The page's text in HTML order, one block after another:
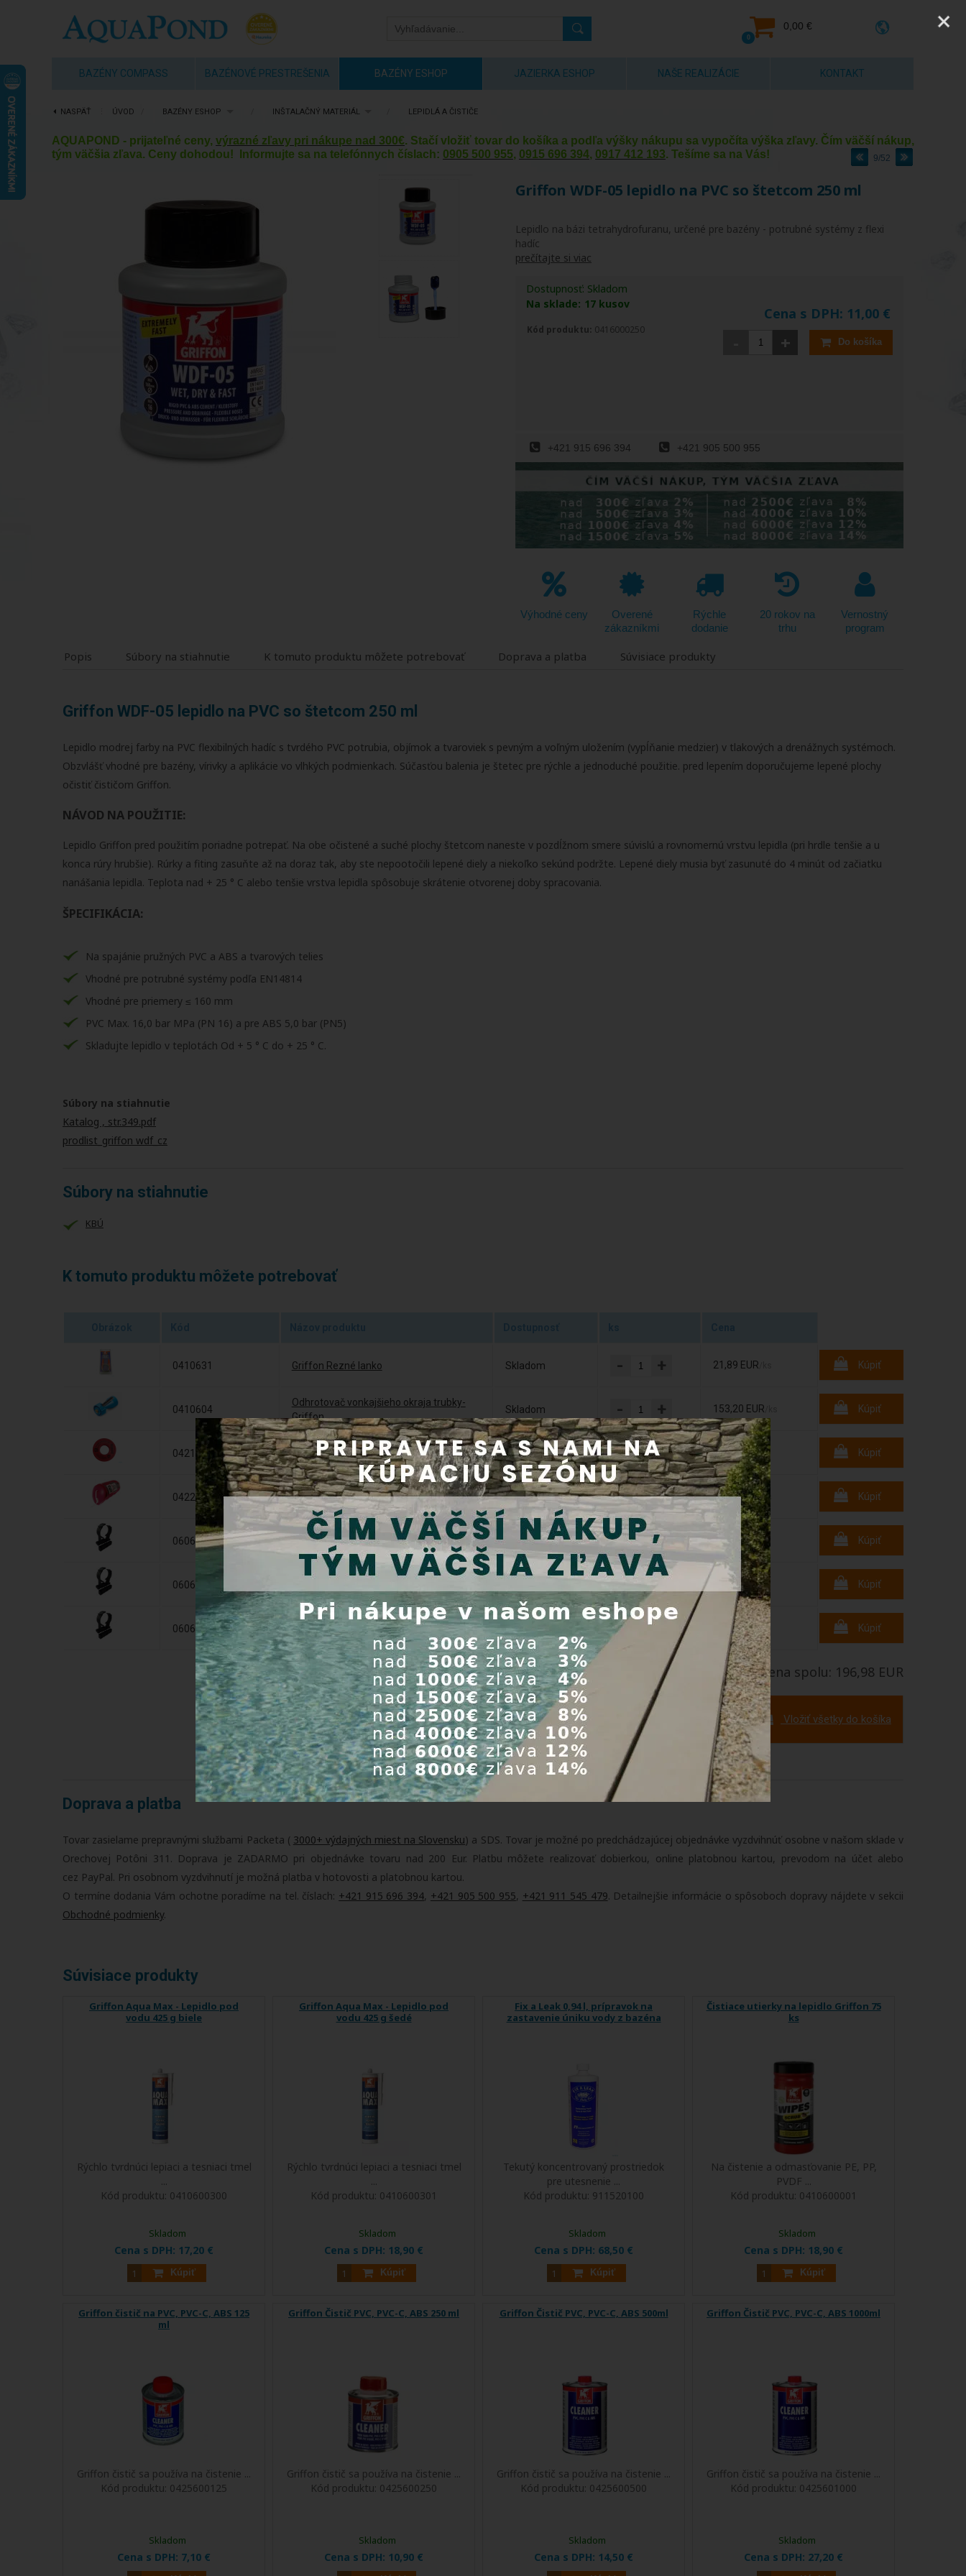
0,00 €
0
BAZÉNY COMPASS BAZÉNOVÉ PRESTREŠENIA BAZÉNY ESHOP JAZIERKA ESHOP NAŠE REALIZÁCIE KONTAKT
NASPÄŤ ÚVOD BAZÉNY ESHOP INŠTALAČNÝ MATERIÁL LEPIDLÁ A ČISTIČE
AQUAPOND - prijateľné ceny, výrazné zľavy pri nákupe nad 300€. Stačí vložiť tovar do košíka a podľa výšky nákupu sa vypočíta výška zľavy. Čím väčší nákup,
tým väčšia zľava. Ceny dohodou! Informujte sa na telefónnych číslach: 0905 500 955, 0915 696 394, 0917 412 193. Tešíme sa na Vás! 9/52
Griffon WDF-05 lepidlo na PVC so štetcom 250 ml
Lepidlo na bázi tetrahydrofuranu, určené pre bazény - potrubné systémy z flexi
hadíc
prečítajte si viac
Kód produktu: 0416000250
Dostupnosť: Skladom
Na sklade: 17 kusov
Cena s DPH: 11,00 €
+ Do košíka
+421 915 696 394 +421 905 500 955
Výhodné ceny
Overené
zákazníkmi
Rýchle
dodanie
20 rokov na
trhu
Vernostný
program
Popis Súbory na stiahnutie K tomuto produktu môžete potrebovať Doprava a platba Súvisiace produkty
Griffon WDF-05 lepidlo na PVC so štetcom 250 ml
Lepidlo modrej farby na PVC flexibilných hadíc s tvrdého PVC potrubia, objímok a tvaroviek s pevným a voľným uložením (vypĺňanie medzier) v tlakových a drenážnych systémoch.
Obzvlášť vhodné pre bazény, vírivky a aplikácie vo vlhkých podmienkach. Súčasťou balenia je štetec pre rýchle a jednoduché použitie. pred lepením doporučujeme lepené plochy
očistiť čističom Griffon.
NÁVOD NA POUŽITIE:
Lepidlo Griffon pred použitím poriadne potrepať. Na obe očistené a suché plochy štetcom naneste v pozdĺžnom smere súvislú a rovnomernú vrstvu lepidla (pri hrdle tenšie a u
konca rúry hrubšie). Rúrky a fiting zasuňte až na doraz tak, aby ste nepootočili lepené diely a niekoľko sekúnd podržte. Lepené diely musia byť zasunuté do 4 minút od začiatku
nanášania lepidla. Teplota nad + 25 ° C alebo tenšie vrstva lepidla spôsobuje skrátenie otvorenej doby spracovania.
ŠPECIFIKÁCIA:
Na spajánie pružných PVC a ABS a tvarových telies
Vhodné pre potrubné systémy podľa EN14814
Vhodné pre priemery ≤ 160 mm
PVC Max. 16,0 bar MPa (PN 16) a pre ABS 5,0 bar (PN5)
Skladujte lepidlo v teplotách Od + 5 ° C do + 25 ° C.
Súbory na stiahnutie
Katalog , str.349.pdf
prodlist_griffon wdf_cz
Súbory na stiahnutie
KBÚ
K tomuto produktu môžete potrebovať
0410631 Griffon Rezné lanko Skladom - + 21,89 EUR Kúpiť
0410604
Odhrotovač vonkajšieho okraja trubky-
Griffon
Skladom - + 153,20 EUR Kúpiť
0421011212
Teflónová páska šírka 12 mm x sila 0,1
mm dĺžka 12 m (č)
Skladom - + 2,39 EUR/ks Kúpiť
0422001000
Tesniace vlákno Tangit Uni-Lock, dĺžka
vlákna 80 m
Skladom - + 13,20 EUR/ks Kúpiť
0606920
PVC Trubková svorka 31-35 mm, d=31-
Skladom - + 1,70 EUR/ks Kúpiť
0606940
PVC Trubková svorka 47-51 mm, d=47-
51 mm
- 2,10 EUR /ks Kúpiť
0606950
PVC Trubková svorka 60-65 mm, d=60-
65 mm
Skladom - 2,50 EUR/ks Kúpiť
Cena spolu: 196,98 EUR
Vložiť všetky do košíka
Doprava a platba
Tovar zasielame prepravnými službami Packeta ( 3000+ výdajných miest na Slovensku) a SDS. Tovar je možné po predchádzajúcej objednávke vyzdvihnúť osobne v našom sklade v
Orechovej Potôni 311. Doprava je ZADARMO pri objednávke tovaru nad 200 Eur. Platbu môžete realizovať dobierkou, online platobnou kartou, prevodom na účet alebo
cez PayPal. Pri osobnom vyzdvihnutí je možná platba v hotovosti a platobnou kartou.
O termíne dodania Vám ochotne poradíme na tel. číslach: +421 915 696 394, +421 905 500 955, +421 911 545 479. Detailnejšie informácie o spôsoboch dopravy nájdete v sekcii
Obchodné podmienky.
Súvisiace produkty
Griffon Aqua Max - Lepidlo pod
vodu 425 g biele
Rýchlo tvrdnúci lepiaci a tesniaci tmel
...
Kód produktu: 0410600300
Cena s DPH: 17,20 €
Kúpiť
Skladom
Griffon Aqua Max - Lepidlo pod
vodu 425 g šedé
Rýchlo tvrdnúci lepiaci a tesniaci tmel
...
Kód produktu: 0410600301
Cena s DPH: 18,90 €
Kúpiť
Skladom
Fix a Leak 0,94 l, prípravok na
zastavenie úniku vody z bazéna
Tekutý koncentrovaný prostriedok
pre utesnenie ...
Kód produktu: 911520100
Cena s DPH: 68,50 €
Kúpiť
Skladom
Čistiace utierky na lepidlo Griffon 75
ks
Na čistenie a odmasťovanie PE, PP,
PVDF ...
Kód produktu: 0410600001
Cena s DPH: 18,90 €
Kúpiť
Skladom
Griffon čistič na PVC, PVC-C, ABS 125
ml
Griffon čistič sa používa na čistenie ...
Kód produktu: 0425600125
Cena s DPH: 7,10 €
Skladom
Griffon Čistič PVC, PVC-C, ABS 250 ml
Griffon čistič sa používa na čistenie ...
Kód produktu: 0425600250
Cena s DPH: 10,90 €
Skladom
Griffon Čistič PVC, PVC-C, ABS 500ml
Griffon čistič sa používa na čistenie ...
Kód produktu: 0425600500
Cena s DPH: 14,50 €
Skladom
Griffon Čistič PVC, PVC-C, ABS 1000ml
Griffon čistič sa používa na čistenie ...
Kód produktu: 0425601000
Cena s DPH: 27,20 €
Skladom